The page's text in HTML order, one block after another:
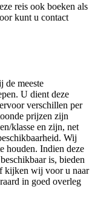
reis ook boeken als
kunt u contact
de meeste
U dient deze
verschillen per
prijzen zijn
klasse en zijn, net
Wij
houden. Indien deze
is, bieden
kijken wij voor u naar
in goed overleg